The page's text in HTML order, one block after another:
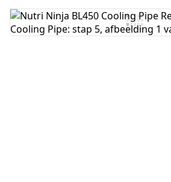
Voeg opmerking toe